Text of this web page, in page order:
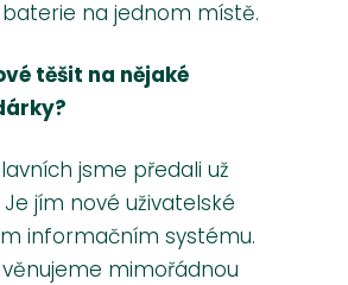
na jednom místě.
těšit na nějaké
jsme předali už
jím nové uživatelské
informačním systému.
mimořádnou